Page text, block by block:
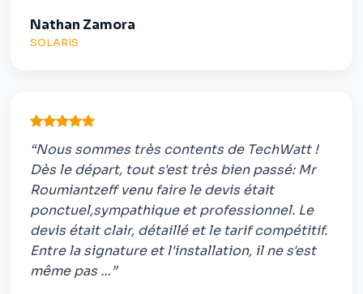
Nathan Zamora
SOLARIS
“Nous sommes très contents de TechWatt !
Dès le départ, tout s'est très bien passé: Mr
Roumiantzeff venu faire le devis était
ponctuel,sympathique et professionnel. Le
devis était clair, détaillé et le tarif compétitif.
Entre la signature et l'installation, il ne s'est
même pas …”